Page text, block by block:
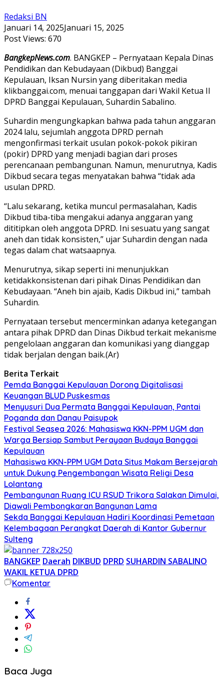
Redaksi BN
Januari 14, 2025Januari 15, 2025
Post Views: 670
BangkepNews.com. BANGKEP – Pernyataan Kepala Dinas
Pendidikan dan Kebudayaan (Dikbud) Banggai
Kepulauan, Iksan Nursin yang diberitakan media
klikbanggai.com, menuai tanggapan dari Wakil Ketua II
DPRD Banggai Kepulauan, Suhardin Sabalino.
Suhardin mengungkapkan bahwa pada tahun anggaran
2024 lalu, sejumlah anggota DPRD pernah
mengonfirmasi terkait usulan pokok-pokok pikiran
(pokir) DPRD yang menjadi bagian dari proses
perencanaan pembangunan. Namun, menurutnya, Kadis
Dikbud secara tegas menyatakan bahwa “tidak ada
usulan DPRD.
“Lalu sekarang, ketika muncul permasalahan, Kadis
Dikbud tiba-tiba mengakui adanya anggaran yang
dititipkan oleh anggota DPRD. Ini sesuatu yang sangat
aneh dan tidak konsisten,” ujar Suhardin dengan nada
tegas dalam chat watsaapnya.
Menurutnya, sikap seperti ini menunjukkan
ketidakkonsistenan dari pihak Dinas Pendidikan dan
Kebudayaan. “Aneh bin ajaib, Kadis Dikbud ini,” tambah
Suhardin.
Pernyataan tersebut mencerminkan adanya ketegangan
antara pihak DPRD dan Dinas Dikbud terkait mekanisme
pengelolaan anggaran dan komunikasi yang dianggap
tidak berjalan dengan baik.(Ar)
Berita Terkait
Pemda Banggai Kepulauan Dorong Digitalisasi
Keuangan BLUD Puskesmas
Menyusuri Dua Permata Banggai Kepulauan, Pantai
Poganda dan Danau Paisupok
Festival Seasea 2026: Mahasiswa KKN-PPM UGM dan
Warga Bersiap Sambut Perayaan Budaya Banggai
Kepulauan
Mahasiswa KKN-PPM UGM Data Situs Makam Bersejarah
untuk Dukung Pengembangan Wisata Religi Desa
Lolantang
Pembangunan Ruang ICU RSUD Trikora Salakan Dimulai,
Diawali Pembongkaran Bangunan Lama
Sekda Banggai Kepulauan Hadiri Koordinasi Pemetaan
Kelembagaan Perangkat Daerah di Kantor Gubernur
Sulteng
BANGKEP Daerah DIKBUD DPRD SUHARDIN SABALINO
WAKIL KETUA DPRD
Komentar
Baca Juga